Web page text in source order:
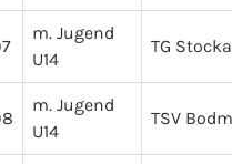
m. Jugend
U14
TG
m. Jugend
U14
TSV